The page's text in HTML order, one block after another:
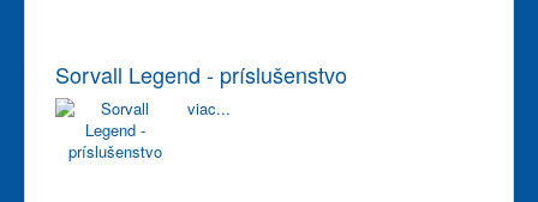
Sorvall Legend - príslušenstvo
viac...